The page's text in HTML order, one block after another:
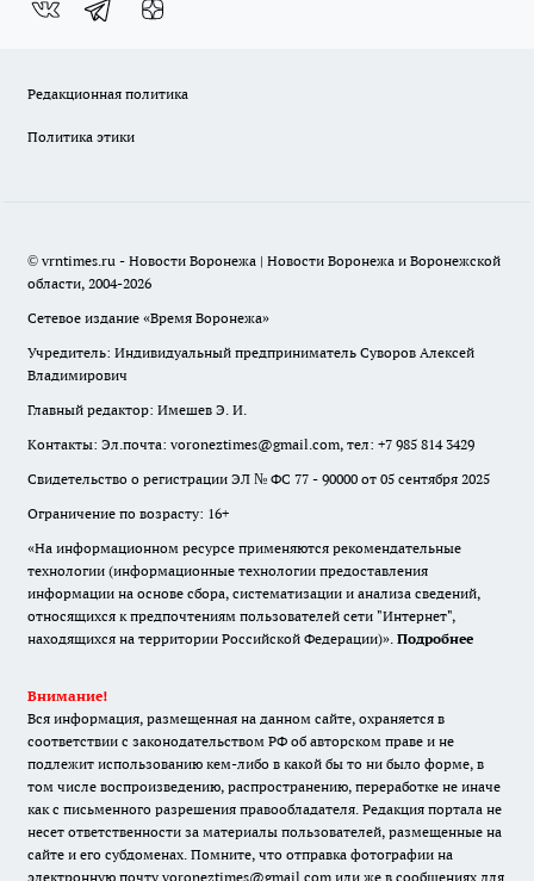
Редакционная политика
Политика этики
© vrntimes.ru - Новости Воронежа | Новости Воронежа и Воронежской
области, 2004-2026
Сетевое издание «Время Воронежа»
Учредитель: Индивидуальный предприниматель Суворов Алексей
Владимирович
Главный редактор: Имешев Э. И.
Контакты: Эл.почта: voroneztimes@gmail.com, тел: +7 985 814 3429
Свидетельство о регистрации ЭЛ № ФС 77 - 90000 от 05 сентября 2025
Ограничение по возрасту: 16+
«На информационном ресурсе применяются рекомендательные
технологии (информационные технологии предоставления
информации на основе сбора, систематизации и анализа сведений,
относящихся к предпочтениям пользователей сети "Интернет",
находящихся на территории Российской Федерации)». Подробнее
Внимание!
Вся информация, размещенная на данном сайте, охраняется в
соответствии с законодательством РФ об авторском праве и не
подлежит использованию кем-либо в какой бы то ни было форме, в
том числе воспроизведению, распространению, переработке не иначе
как с письменного разрешения правообладателя. Редакция портала не
несет ответственности за материалы пользователей, размещенные на
сайте и его субдоменах. Помните, что отправка фотографии на
электронную почту voroneztimes@gmail.com или же в сообщениях для